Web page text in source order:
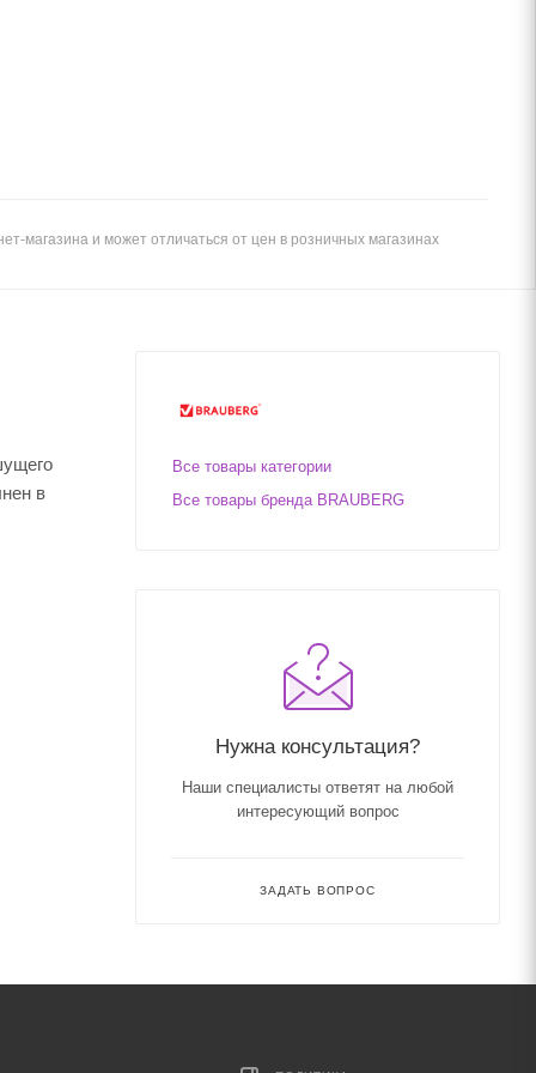
магазина и может отличаться от цен в розничных магазинах
в
Все товары категории
Все товары бренда BRAUBERG
Нужна консультация?
Наши специалисты ответят на любой
интересующий вопрос
ЗАДАТЬ ВОПРОС